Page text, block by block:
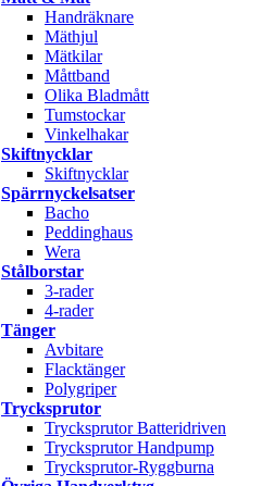
Handräknare
Mäthjul
Mätkilar
Måttband
Olika Bladmått
Tumstockar
Vinkelhakar
Skiftnycklar
Skiftnycklar
Spärrnyckelsatser
Bacho
Peddinghaus
Wera
Stålborstar
3-rader
4-rader
Tänger
Avbitare
Flacktänger
Polygriper
Trycksprutor
Trycksprutor Batteridriven
Trycksprutor Handpump
Trycksprutor-Ryggburna